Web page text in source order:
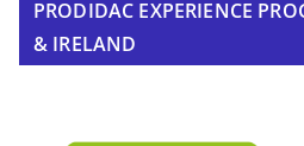
PRODIDAC EXPERIENCE
& IRELAND